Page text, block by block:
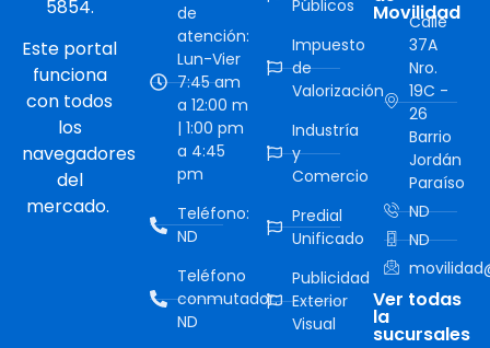
5854.
Este portal
funciona
con todos
los
navegadores
del
mercado.
de
atención:
Lun-Vier
7:45 am
a 12:00 m
| 1:00 pm
a 4:45
pm
Teléfono:
ND
Teléfono
conmutador:
ND
Públicos
Impuesto
de
Valorización
Industría
y
Comercio
Predial
Unificado
Publicidad
Exterior
Visual
Movilidad
Calle
37A
Nro.
19C -
26
Barrio
Jordán
Paraíso
ND
ND
Ver todas
la
sucursales